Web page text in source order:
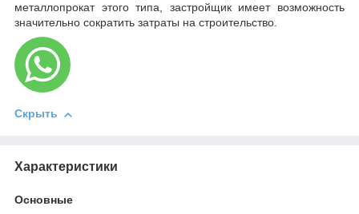
металлопрокат этого типа, застройщик имеет возможность
значительно сократить затраты на строительство.
Скрыть
Характеристики
Основные